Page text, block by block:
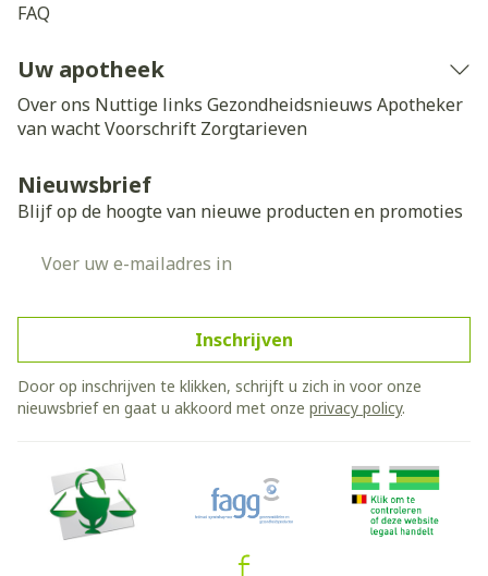
FAQ
Uw apotheek
Over ons Nuttige links Gezondheidsnieuws Apotheker
van wachtVoorschrift Zorgtarieven
Nieuwsbrief
Blijf op de hoogte van nieuwe producten en promoties
Inschrijven
Door op inschrijven te klikken, schrijft u zich in voor onze
nieuwsbrief en gaat u akkoord met onze privacy policy.